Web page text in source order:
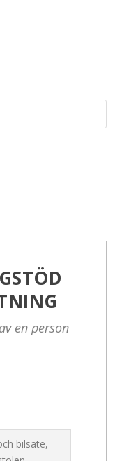
en person